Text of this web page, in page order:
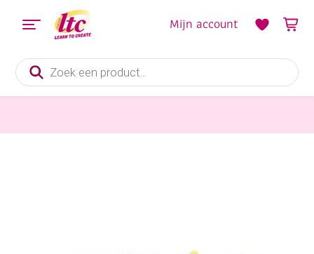
Producten
zoeken
Mijn account